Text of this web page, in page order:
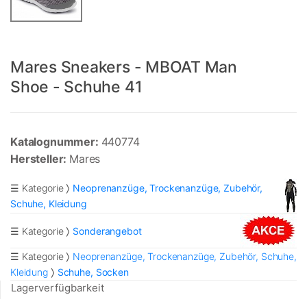
Mares Sneakers - MBOAT Man
Shoe - Schuhe 41
Katalognummer: 440774
Hersteller: Mares
☰ Kategorie
Neoprenanzüge, Trockenanzüge, Zubehör,
Schuhe, Kleidung
☰ Kategorie Sonderangebot
☰ Kategorie
Neoprenanzüge, Trockenanzüge, Zubehör, Schuhe,
Kleidung
Schuhe, Socken
Lagerverfügbarkeit